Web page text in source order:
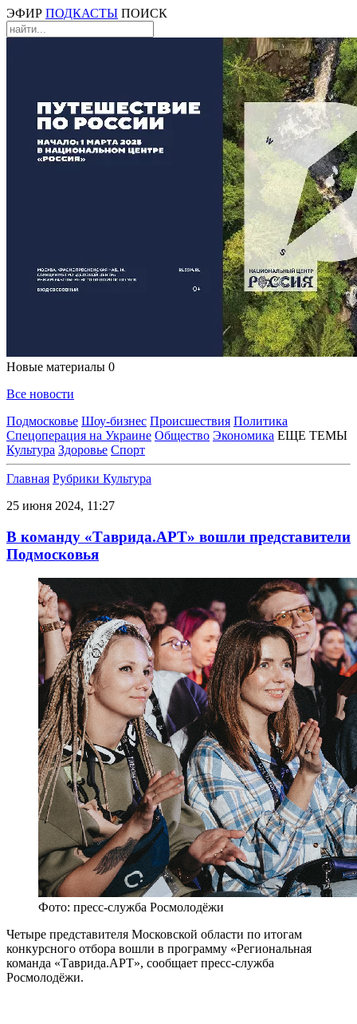
ЭФИР ПОДКАСТЫ ПОИСК
Новые материалы 0
Все новости
Подмосковье Шоу-бизнес Происшествия Политика
Спецоперация на Украине Общество Экономика ЕЩЕ ТЕМЫ
Культура Здоровье Спорт
Главная Рубрики Культура
25 июня 2024, 11:27
В команду «Таврида.АРТ» вошли представители
Подмосковья
Фото: пресс-служба Росмолодёжи
Четыре представителя Московской области по итогам
конкурсного отбора вошли в программу «Региональная
команда «Таврида.АРТ», сообщает пресс-служба
Росмолодёжи.